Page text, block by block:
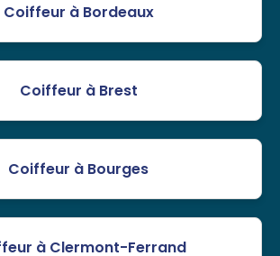
Coiffeur à Bordeaux
Coiffeur à Brest
Coiffeur à Bourges
à Clermont-Ferrand